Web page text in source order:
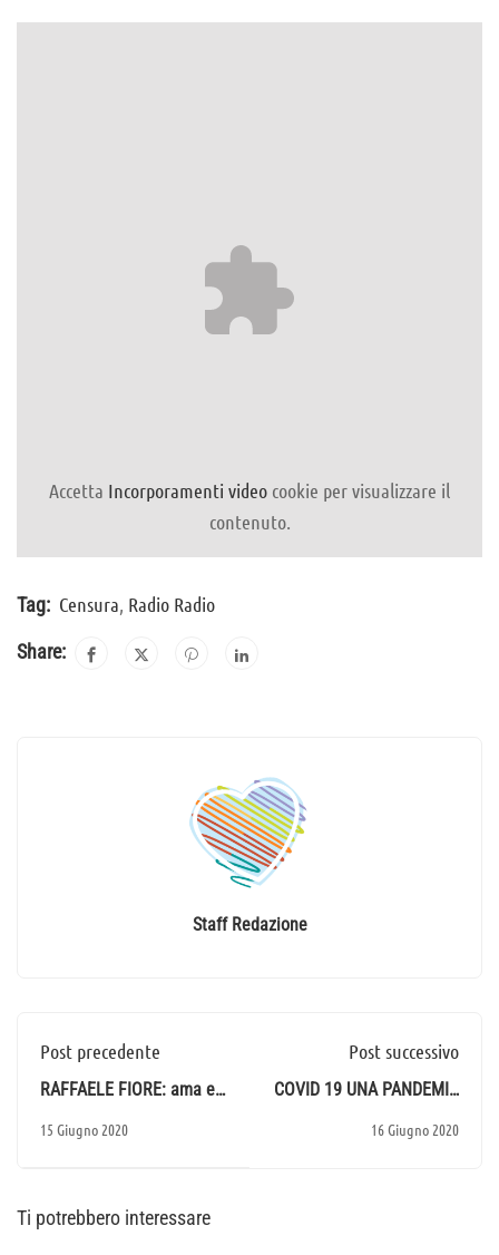
Accetta Incorporamenti video cookie per visualizzare il
contenuto.
Tag: Censura, Radio Radio
Share:
Staff Redazione
Post precedente
RAFFAELE FIORE: ama e
15 Giugno 2020
Post successivo
COVID 19 UNA PANDEMIA
16 Giugno 2020
Ti potrebbero interessare